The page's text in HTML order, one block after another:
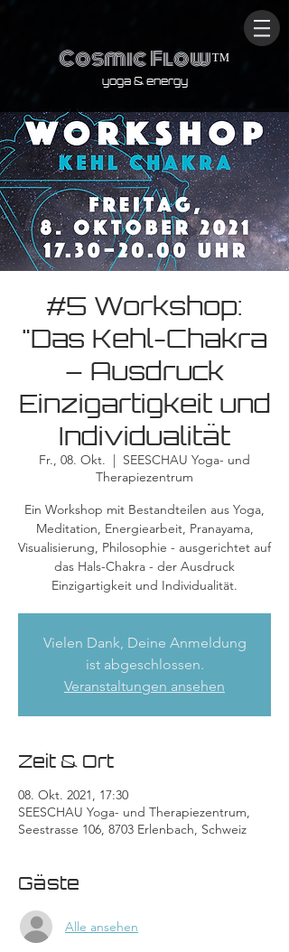
Cosmic Flow™
yoga & energy
#5 Workshop:
"Das Kehl-Chakra
– Ausdruck
Einzigartigkeit und
Individualität
Fr., 08. Okt.
  |
SEESCHAU Yoga- und
Therapiezentrum
Ein Workshop mit Bestandteilen aus Yoga,
Meditation, Energiearbeit, Pranayama,
Visualisierung, Philosophie - ausgerichtet auf
das Hals-Chakra - der Ausdruck
Einzigartigkeit und Individualität.
Vielen Dank, Deine Anmeldung
ist abgeschlossen.
Veranstaltungen ansehen
Zeit & Ort
08. Okt. 2021, 17:30
SEESCHAU Yoga- und Therapiezentrum,
Seestrasse 106, 8703 Erlenbach, Schweiz
Gäste
Alle ansehen